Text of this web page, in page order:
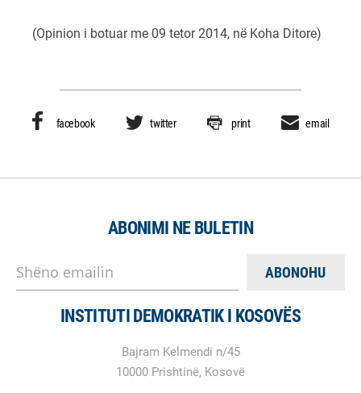
(Opinion i botuar me 09 tetor 2014, në Koha Ditore)
facebook twitter print email
ABONIMI NE BULETIN
Shëno emailin
INSTITUTI DEMOKRATIK I KOSOVËS
Bajram Kelmendi n/45
10000 Prishtinë, Kosovë